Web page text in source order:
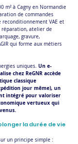
m² à Cagny en Normandie
de commandes
reconditionnement VAE et
atelier de
gravure,
qui forme aux métiers
uniques. Un e-
chez ReGNR accède
classique
jour même), un
intégré pour valoriser
vertueux qui
la durée de vie
un principe simple :